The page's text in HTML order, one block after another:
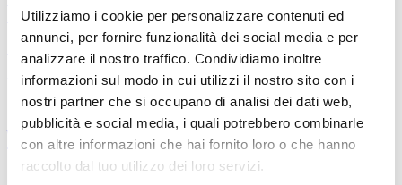
Utilizziamo i cookie per personalizzare contenuti ed
annunci, per fornire funzionalità dei social media e per
analizzare il nostro traffico. Condividiamo inoltre
informazioni sul modo in cui utilizzi il nostro sito con i
nostri partner che si occupano di analisi dei dati web,
pubblicità e social media, i quali potrebbero combinarle
con altre informazioni che hai fornito loro o che hanno
raccolto dal tuo utilizzo dei loro servizi.
Luca Guadagnino
21 aprilemartedì
10:15Istituto Comprensivo Rignano-Incisa - Rignano sull'Arno
(Recita per le scuole)
Verdi Game